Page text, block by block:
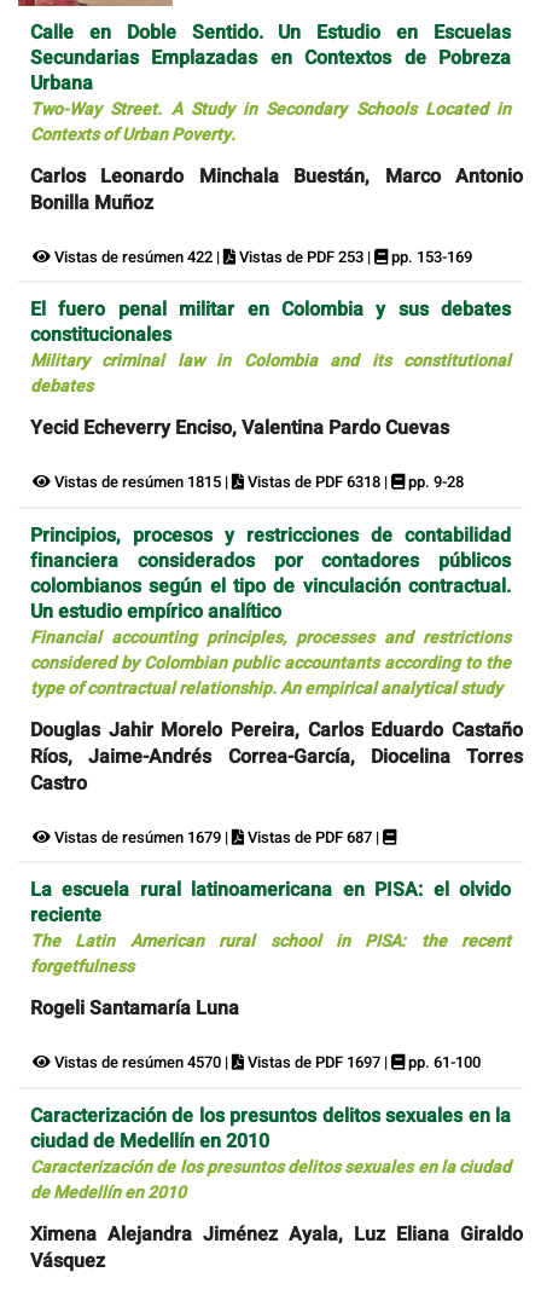
Calle en Doble Sentido. Un Estudio en Escuelas
Secundarias Emplazadas en Contextos de Pobreza
Urbana
Two-Way Street. A Study in Secondary Schools Located in
Contexts of Urban Poverty.
Carlos Leonardo Minchala Buestán, Marco Antonio
Bonilla Muñoz
Vistas de resúmen 422 | Vistas de PDF 253 | pp. 153-169
El fuero penal militar en Colombia y sus debates
constitucionales
Military criminal law in Colombia and its constitutional
debates
Yecid Echeverry Enciso, Valentina Pardo Cuevas
Vistas de resúmen 1815 | Vistas de PDF 6318 | pp. 9-28
Principios, procesos y restricciones de contabilidad
financiera considerados por contadores públicos
colombianos según el tipo de vinculación contractual.
Un estudio empírico analítico
Financial accounting principles, processes and restrictions
considered by Colombian public accountants according to the
type of contractual relationship. An empirical analytical study
Douglas Jahir Morelo Pereira, Carlos Eduardo Castaño
Ríos, Jaime-Andrés Correa-García, Diocelina Torres
Castro
Vistas de resúmen 1679 | Vistas de PDF 687 |
La escuela rural latinoamericana en PISA: el olvido
reciente
The Latin American rural school in PISA: the recent
forgetfulness
Rogeli Santamaría Luna
Vistas de resúmen 4570 | Vistas de PDF 1697 | pp. 61-100
Caracterización de los presuntos delitos sexuales en la
ciudad de Medellín en 2010
Caracterización de los presuntos delitos sexuales en la ciudad
de Medellín en 2010
Ximena Alejandra Jiménez Ayala, Luz Eliana Giraldo
Vásquez